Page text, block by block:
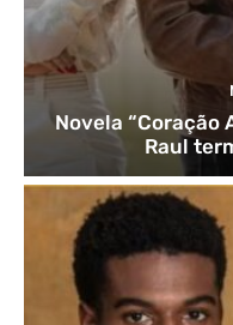
Novela “Coração
Raul